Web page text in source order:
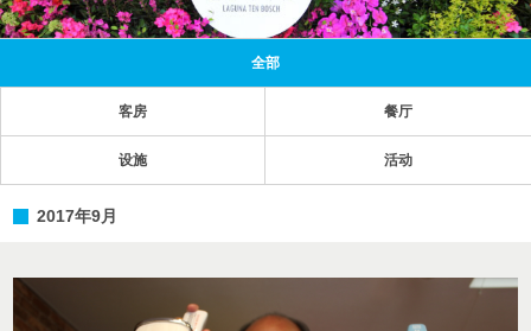
全部
客房 餐厅
设施 活动
2017年9月